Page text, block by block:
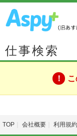
仕事検索
TOP 会社概要 利用規約